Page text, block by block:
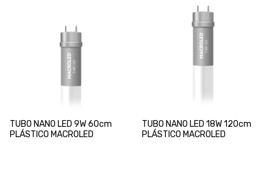
TUBO NANO LED 9W 60cm
PLÁSTICO MACROLED
TUBO NANO LED 18W 120cm
PLÁSTICO MACROLED